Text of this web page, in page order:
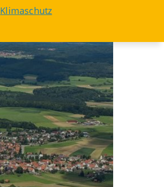
Klimaschutz